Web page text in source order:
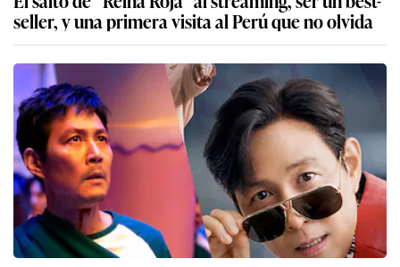
seller, y una primera visita al Perú que no olvida